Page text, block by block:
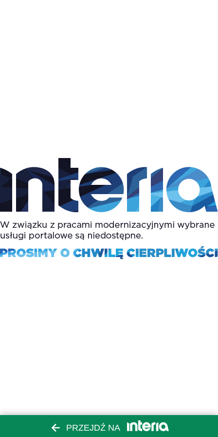
PRZEJDŹ NA